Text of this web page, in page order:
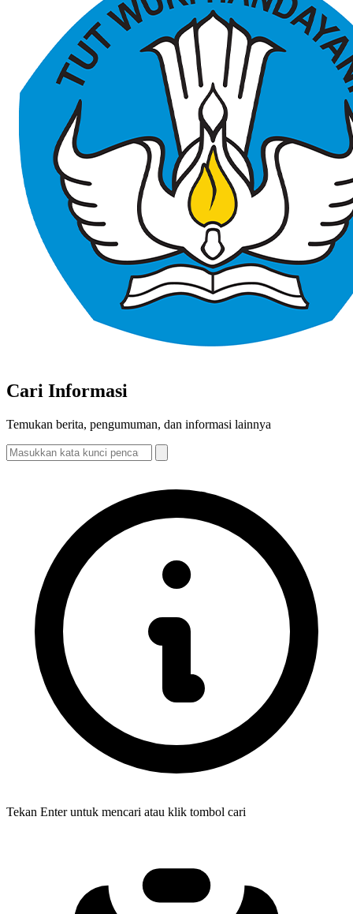
Cari Informasi
Temukan berita, pengumuman, dan informasi lainnya
Tekan Enter untuk mencari atau klik tombol cari